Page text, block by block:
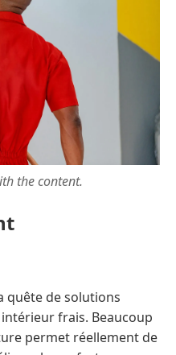
the content.
quête de solutions
frais. Beaucoup
permet réellement de